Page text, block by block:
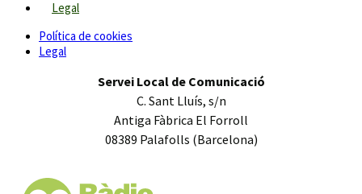
Legal
Política de cookies
Legal
Servei Local de Comunicació
C. Sant Lluís, s/n
Antiga Fàbrica El Forroll
08389 Palafolls (Barcelona)